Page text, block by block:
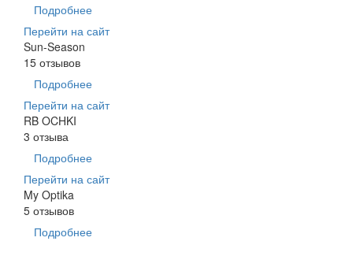
Подробнее
Перейти на сайт
Sun-Season
15 отзывов
Подробнее
Перейти на сайт
RB OCHKI
3 отзыва
Подробнее
Перейти на сайт
My Optika
5 отзывов
Подробнее